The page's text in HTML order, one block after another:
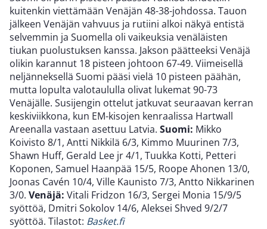
kuitenkin viettämään Venäjän 48-38-johdossa. Tauon
jälkeen Venäjän vahvuus ja rutiini alkoi näkyä entistä
selvemmin ja Suomella oli vaikeuksia venäläisten
tiukan puolustuksen kanssa. Jakson päätteeksi Venäjä
olikin karannut 18 pisteen johtoon 67-49. Viimeisellä
neljänneksellä Suomi pääsi vielä 10 pisteen päähän,
mutta lopulta valotaululla olivat lukemat 90-73
Venäjälle. Susijengin ottelut jatkuvat seuraavan kerran
keskiviikkona, kun EM-kisojen kenraalissa Hartwall
Areenalla vastaan asettuu Latvia. Suomi: Mikko
Koivisto 8/1, Antti Nikkilä 6/3, Kimmo Muurinen 7/3,
Shawn Huff, Gerald Lee jr 4/1, Tuukka Kotti, Petteri
Koponen, Samuel Haanpää 15/5, Roope Ahonen 13/0,
Joonas Cavén 10/4, Ville Kaunisto 7/3, Antto Nikkarinen
3/0. Venäjä: Vitali Fridzon 16/3, Sergei Monia 15/9/5
syöttöä, Dmitri Sokolov 14/6, Aleksei Shved 9/2/7
syöttöä. Tilastot: Basket.fi